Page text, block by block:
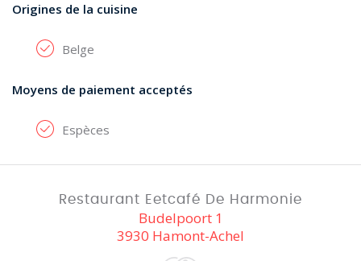
Origines de la cuisine
Belge
Moyens de paiement acceptés
Espèces
Restaurant Eetcafé De Harmonie
Budelpoort 1
3930 Hamont-Achel